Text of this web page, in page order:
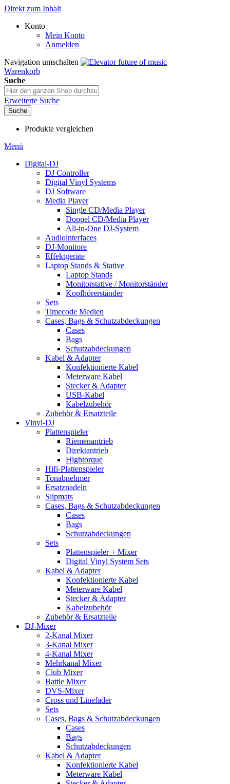
Direkt zum Inhalt
Konto
Mein Konto
Anmelden
Navigation umschalten
Warenkorb
Suche
Erweiterte Suche
Suche
Produkte vergleichen
Menü
Digital-DJ
DJ Controller
Digital Vinyl Systems
DJ Software
Media Player
Single CD/Media Player
Doppel CD/Media Player
All-in-One DJ-System
Audiointerfaces
DJ-Monitore
Effektgeräte
Laptop Stands & Stative
Laptop Stands
Monitorstative / Monitorständer
Kopfhörerständer
Sets
Timecode Medien
Cases, Bags & Schutzabdeckungen
Cases
Bags
Schutzabdeckungen
Kabel & Adapter
Konfektionierte Kabel
Meterware Kabel
Stecker & Adapter
USB-Kabel
Kabelzubehör
Zubehör & Ersatzteile
Vinyl-DJ
Plattenspieler
Riemenantrieb
Direktantrieb
Hightorque
Hifi-Plattenspieler
Tonabnehmer
Ersatznadeln
Slipmats
Cases, Bags & Schutzabdeckungen
Cases
Bags
Schutzabdeckungen
Sets
Plattenspieler + Mixer
Digital Vinyl System Sets
Kabel & Adapter
Konfektionierte Kabel
Meterware Kabel
Stecker & Adapter
Kabelzubehör
Zubehör & Ersatzteile
DJ-Mixer
2-Kanal Mixer
3-Kanal Mixer
4-Kanal Mixer
Mehrkanal Mixer
Club Mixer
Battle Mixer
DVS-Mixer
Cross und Linefader
Sets
Cases, Bags & Schutzabdeckungen
Cases
Bags
Schutzabdeckungen
Kabel & Adapter
Konfektionierte Kabel
Meterware Kabel